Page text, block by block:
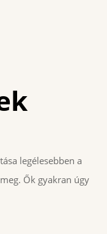
legélesebben a
Ők gyakran úgy